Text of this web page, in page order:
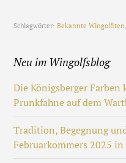
Schlagwörter:Bekannte Wingolfiten
Neu im Wingolfsblog
Die Königsberger Farben
Prunkfahne auf dem
Tradition, Begegnung
Februarkommers 2025